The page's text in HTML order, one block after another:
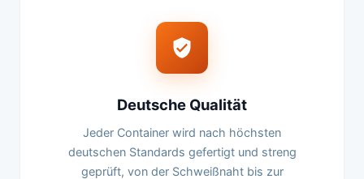
Deutsche Qualität
Jeder Container wird nach höchsten
deutschen Standards gefertigt und streng
geprüft, von der Schweißnaht bis zur